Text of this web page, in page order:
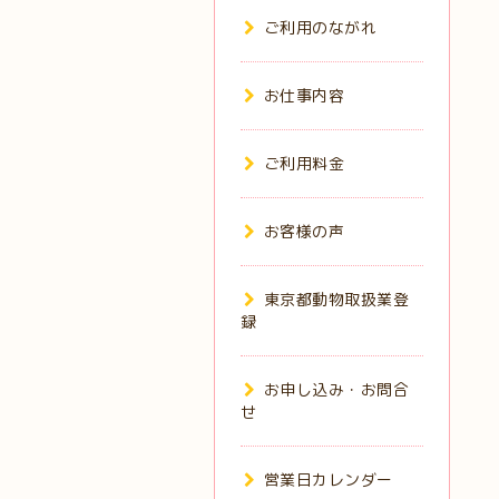
ご利用のながれ
お仕事内容
ご利用料金
お客様の声
東京都動物取扱業登
録
お申し込み・お問合
せ
営業日カレンダー